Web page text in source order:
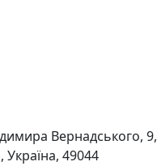
Вернадського, 9,
Україна, 49044